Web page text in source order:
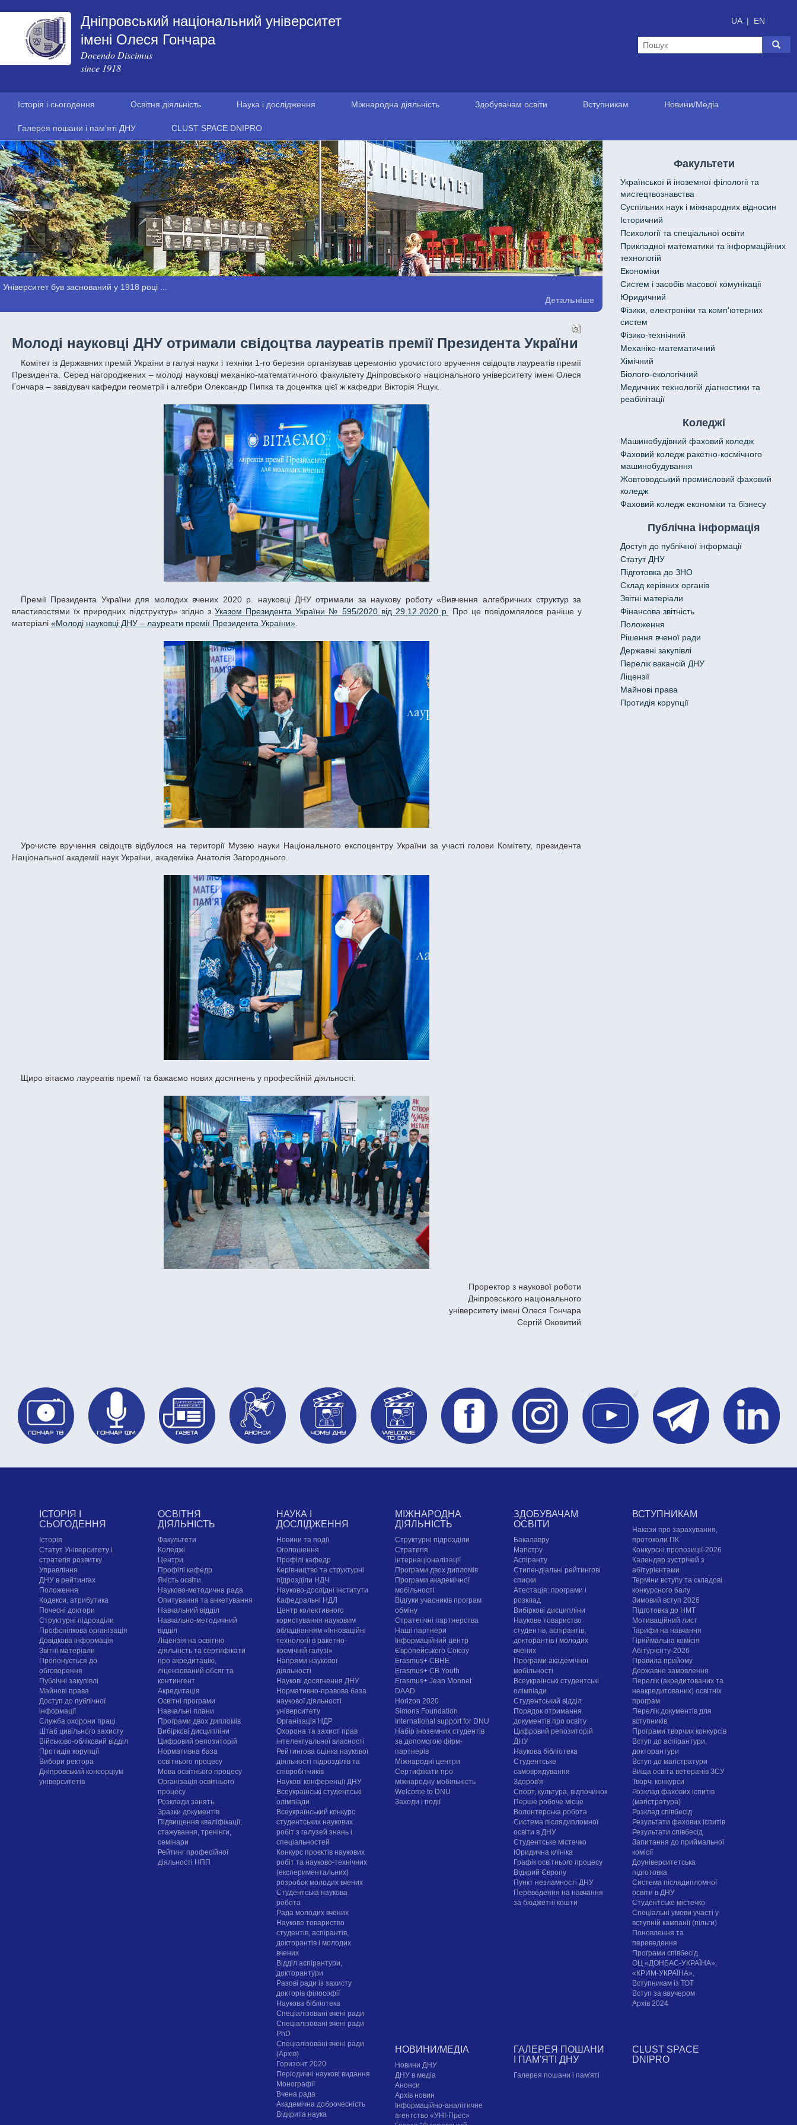
Дніпровський національний університет
імені Олеся Гончара
Docendo Discimus
since 1918
UA | EN
Історія і сьогодення Освітня діяльність Наука і дослідження Міжнародна діяльність Здобувачам освіти Вступникам Новини/Медіа
Галерея пошани і пам'яті ДНУ CLUST SPACE DNIPRO
Університет був заснований у 1918 році ...
Детальніше
Молоді науковці ДНУ отримали свідоцтва лауреатів премії Президента України
Комітет із Державних премій України в галузі науки і техніки 1-го березня організував церемонію урочистого вручення свідоцтв лауреатів премії
Президента. Серед нагороджених – молоді науковці механіко-математичного факультету Дніпровського національного університету імені Олеся
Гончара – завідувач кафедри геометрії і алгебри Олександр Пипка та доцентка цієї ж кафедри Вікторія Ящук.
Премії Президента України для молодих вчених 2020 р. науковці ДНУ отримали за наукову роботу «Вивчення алгебричних структур за
властивостями їх природних підструктур» згідно з Указом Президента України № 595/2020 від 29.12.2020 р.
Про це повідомлялося раніше у
матеріалі«Молоді науковці ДНУ – лауреати премії Президента України»
Урочисте вручення свідоцтв відбулося на території Музею науки Національного експоцентру України за участі голови Комітету, президента
Національної академії наук України, академіка Анатолія Загороднього.
Щиро вітаємо лауреатів премії та бажаємо нових досягнень у професійній діяльності.
Проректор з наукової роботи
Дніпровського національного
університету імені Олеся Гончара
Сергій Оковитий
Факультети
Української й іноземної філології та
мистецтвознавства
Cуспільних наук і міжнародних відносин
Історичний
Психології та спеціальної освіти
Прикладної математики та інформаційних
технологій
Економіки
Систем і засобів масової комунікації
Юридичний
Фізики, електроніки та комп'ютерних
систем
Фізико-технічний
Механіко-математичний
Хімічний
Біолого-екологічний
Медичних технологій діагностики та
реабілітації
Коледжі
Машинобудівний фаховий коледж
Фаховий коледж ракетно-космічного
машинобудування
Жовтоводський промисловий фаховий
коледж
Фаховий коледж економіки та бізнесу
Публічна інформація
Доступ до публічної інформації
Статут ДНУ
Підготовка до ЗНО
Склад керівних органів
Звітні матеріали
Фінансова звітність
Положення
Рішення вченої ради
Державні закупівлі
Перелік вакансій ДНУ
Ліцензії
Майнові права
Протидія корупції
ІСТОРІЯ І
СЬОГОДЕННЯ
Історія
Статут Університету і
стратегія розвитку
Управління
ДНУ в рейтингах
Положення
Кодекси, атрибутика
Почесні доктори
Структурні підрозділи
Профспілкова організація
Довідкова інформація
Звітні матеріали
Пропонується до
обговорення
Публічні закупівлі
Майнові права
Доступ до публічної
інформації
Служба охорони праці
Штаб цивільного захисту
Військово-обліковий відділ
Протидія корупції
Вибори ректора
Дніпровський консорціум
університетів
ОСВІТНЯ
ДІЯЛЬНІСТЬ
Факультети
Коледжі
Центри
Профілі кафедр
Якість освіти
Науково-методична рада
Опитування та анкетування
Навчальний відділ
Навчально-методичний
відділ
Ліцензія на освітню
діяльність та сертифікати
про акредитацію,
ліцензований обсяг та
контингент
Акредитація
Освітні програми
Навчальні плани
Програми двох дипломів
Вибіркові дисципліни
Цифровий репозиторій
Нормативна база
освітнього процесу
Мова освітнього процесу
Організація освітнього
процесу
Розклади занять
Зразки документів
Підвищення кваліфікації,
стажування, тренінги,
семінари
Рейтинг професійної
діяльності НПП
НАУКА І
ДОСЛІДЖЕННЯ
Новини та події
Оголошення
Профілі кафедр
Керівництво та структурні
підрозділи НДЧ
Науково-дослідні інститути
Кафедральні НДЛ
Центр колективного
користування науковим
обладнанням «Інноваційні
технології в ракетно-
космічній галузі»
Напрями наукової
діяльності
Наукові досягнення ДНУ
Нормативно-правова база
наукової діяльності
університету
Організація НДР
Охорона та захист прав
інтелектуальної власності
Рейтингова оцінка наукової
діяльності підрозділів та
співробітників
Наукові конференції ДНУ
Всеукраїнські студентські
олімпіади
Всеукраїнський конкурс
студентських наукових
робіт з галузей знань і
спеціальностей
Конкурс проєктів наукових
робіт та науково-технічних
(експериментальних)
розробок молодих вчених
Студентська наукова
робота
Рада молодих вчених
Наукове товариство
студентів, аспірантів,
докторантів і молодих
вчених
Відділ аспірантури,
докторантури
Разові ради із захисту
докторів філософії
Наукова бібліотека
Спеціалізовані вчені ради
Спеціалізовані вчені ради
PhD
Спеціалізовані вчені ради
(Архів)
Горизонт 2020
Періодичні наукові видання
Монографії
Вчена рада
Академічна доброчесність
Відкрита наука
МІЖНАРОДНА
ДІЯЛЬНІСТЬ
Структурні підрозділи
Стратегія
інтернаціоналізації
Програми двох дипломів
Програми академічної
мобільності
Відгуки учасників програм
обміну
Стратегічні партнерства
Наші партнери
Інформаційний центр
Європейського Союзу
Erasmus+ CBHE
Erasmus+ CB Youth
Erasmus+ Jean Monnet
DAAD
Horizon 2020
Simons Foundation
International support for DNU
Набір іноземних студентів
за допомогою фірм-
партнерів
Міжнародні центри
Сертифікати про
міжнародну мобільність
Welcome to DNU
Заходи і події
ЗДОБУВАЧАМ
ОСВІТИ
Бакалавру
Магістру
Аспіранту
Стипендіальні рейтингові
списки
Атестація: програми і
розклад
Вибіркові дисципліни
Наукове товариство
студентів, аспірантів,
докторантів і молодих
вчених
Програми академічної
мобільності
Всеукраїнські студентські
олімпіади
Студентський відділ
Порядок отримання
документів про освіту
Цифровий репозиторій
ДНУ
Наукова бібліотека
Студентське
самоврядування
Здоров'я
Спорт, культура, відпочинок
Перше робоче місце
Волонтерська робота
Система післядипломної
освіти в ДНУ
Cтудентське містечко
Юридична клініка
Графік освітнього процесу
Відкрий Європу
Пункт незламності ДНУ
Переведення на навчання
за бюджетні кошти
ВСТУПНИКАМ
Накази про зарахування,
протоколи ПК
Конкурсні пропозиції-2026
Календар зустрічей з
абітурієнтами
Терміни вступу та складові
конкурсного балу
Зимовий вступ 2026
Підготовка до НМТ
Мотиваційний лист
Тарифи на навчання
Приймальна комісія
Абітурієнту-2026
Правила прийому
Державне замовлення
Перелік (акредитованих та
неакредитованих) освітніх
програм
Перелік документів для
вступників
Програми творчих конкурсiв
Вступ до аспірантури,
докторантури
Вступ до магістратури
Вища освіта ветеранів ЗСУ
Творчі конкурси
Розклад фахових іспитів
(магістратура)
Розклад співбесід
Результати фахових іспитів
Результати співбесід
Запитання до приймальної
комісії
Доуніверситетська
підготовка
Система післядипломної
освіти в ДНУ
Cтудентське містечко
Спеціальні умови участі у
вступній кампанії (пільги)
Поновлення та
переведення
Програми співбесід
ОЦ «ДОНБАС-УКРАЇНА»,
«КРИМ-УКРАЇНА»,
Вступникам із ТОТ
Вступ за ваучером
Архів 2024
НОВИНИ/МЕДІА
Новини ДНУ
ДНУ в медіа
Анонси
Архів новин
Інформаційно-аналітичне
агентство «УНІ-Прес»
ГАЛЕРЕЯ ПОШАНИ
І ПАМ'ЯТІ ДНУ
Галерея пошани і пам'яті
CLUST SPACE
DNIPRO